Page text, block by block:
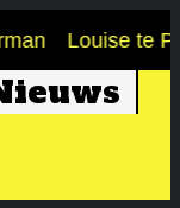
Louise te